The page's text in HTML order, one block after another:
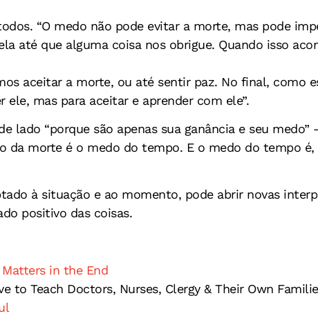
“O medo não pode evitar a morte, mas pode
até que alguma coisa nos obrigue. Quando isso
aceitar a morte, ou até sentir paz. No final, como
mas para aceitar e aprender com ele”.
lado “porque são apenas sua ganância e seu
da morte é o medo do tempo. E o medo do tempo
à situação e ao momento, pode abrir novas
positivo das coisas.
Matters in the End
to Teach Doctors, Nurses, Clergy & Their Own